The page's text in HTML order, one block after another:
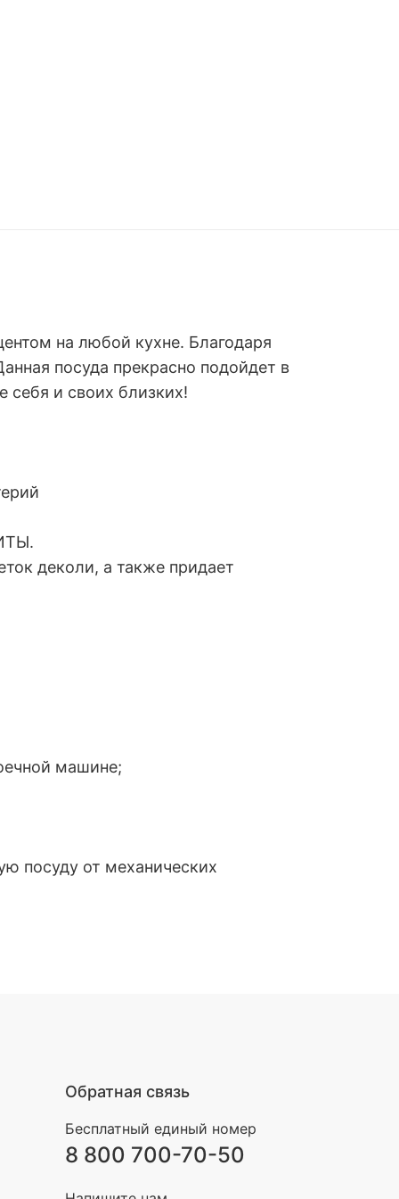
на любой кухне. Благодаря
посуда прекрасно подойдет в
себя и своих близких!
деколи, а также придает
машине;
посуду от механических
Обратная связь
Бесплатный единый номер
8 800 700-70-50